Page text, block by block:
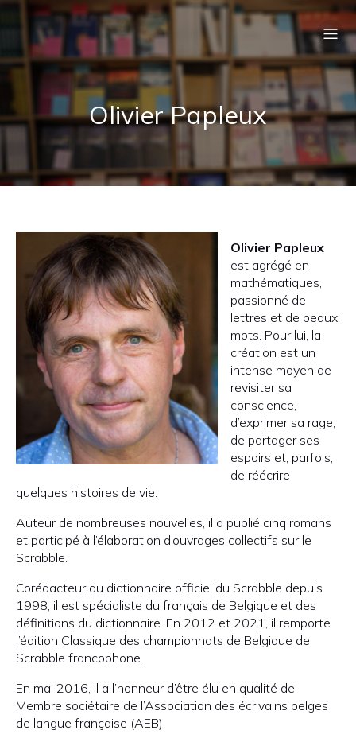
Olivier Papleux
Olivier Papleux
est agrégé en
mathématiques,
passionné de
lettres et de beaux
mots. Pour lui, la
création est un
intense moyen de
revisiter sa
conscience,
d’exprimer sa rage,
de partager ses
espoirs et, parfois,
de réécrire
quelques histoires de vie.
Auteur de nombreuses nouvelles, il a publié cinq romans
et participé à l’élaboration d’ouvrages collectifs sur le
Scrabble.
Corédacteur du dictionnaire officiel du Scrabble depuis
1998, il est spécialiste du français de Belgique et des
définitions du dictionnaire. En 2012 et 2021, il remporte
l’édition Classique des championnats de Belgique de
Scrabble francophone.
En mai 2016, il a l’honneur d’être élu en qualité de
Membre sociétaire de l’Association des écrivains belges
de langue française (AEB).